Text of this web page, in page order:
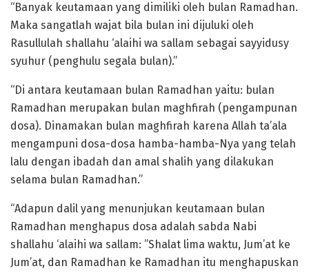
“Banyak keutamaan yang dimiliki oleh bulan Ramadhan.
Maka sangatlah wajat bila bulan ini dijuluki oleh
Rasullulah shallahu ‘alaihi wa sallam sebagai sayyidusy
syuhur (penghulu segala bulan).”
“Di antara keutamaan bulan Ramadhan yaitu: bulan
Ramadhan merupakan bulan maghfirah (pengampunan
dosa). Dinamakan bulan maghfirah karena Allah ta’ala
mengampuni dosa-dosa hamba-hamba-Nya yang telah
lalu dengan ibadah dan amal shalih yang dilakukan
selama bulan Ramadhan.”
“Adapun dalil yang menunjukan keutamaan bulan
Ramadhan menghapus dosa adalah sabda Nabi
shallahu ‘alaihi wa sallam: ”Shalat lima waktu, Jum’at ke
Jum’at, dan Ramadhan ke Ramadhan itu menghapuskan